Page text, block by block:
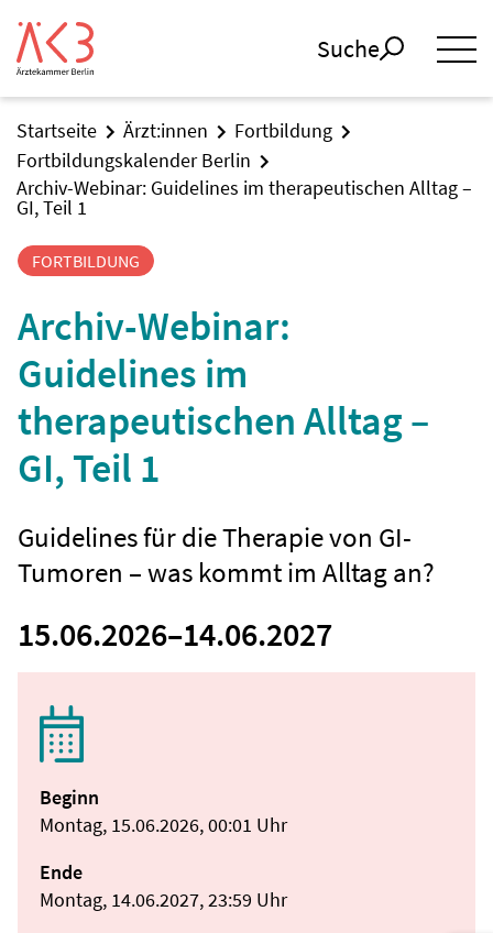
Suche
Startseite Ärzt:innen
Fortbildung
Fortbildungskalender Berlin
Archiv-Webinar: Guidelines im therapeutischen Alltag –
GI, Teil 1
FORTBILDUNG
Archiv-Webinar:
Guidelines im
therapeutischen Alltag –
GI, Teil 1
Guidelines für die Therapie von GI-
Tumoren – was kommt im Alltag an?
15.06.2026–14.06.2027
Beginn
Montag, 15.06.2026, 00:01 Uhr
Ende
Montag, 14.06.2027, 23:59 Uhr